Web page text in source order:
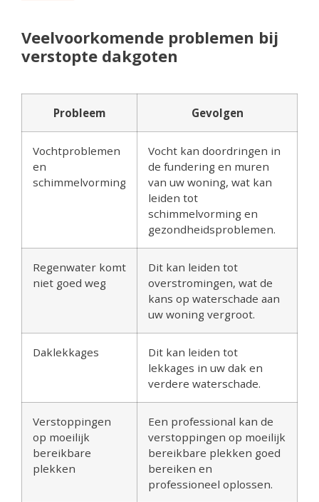
Veelvoorkomende problemen bij
verstopte dakgoten
Probleem Gevolgen
Vochtproblemen
en
schimmelvorming
Vocht kan doordringen in
de fundering en muren
van uw woning, wat kan
leiden tot
schimmelvorming en
gezondheidsproblemen.
Regenwater komt
niet goed weg
Dit kan leiden tot
overstromingen, wat de
kans op waterschade aan
uw woning vergroot.
Daklekkages
Dit kan leiden tot
lekkages in uw dak en
verdere waterschade.
Verstoppingen
op moeilijk
bereikbare
plekken
Een professional kan de
verstoppingen op moeilijk
bereikbare plekken goed
bereiken en
professioneel oplossen.